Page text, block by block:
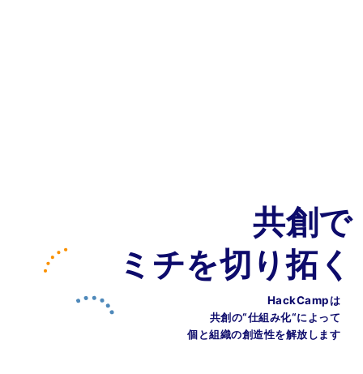
共創で
ミチを切り拓く
HackCampは
共創の“仕組み化“によって
個と組織の創造性を解放します